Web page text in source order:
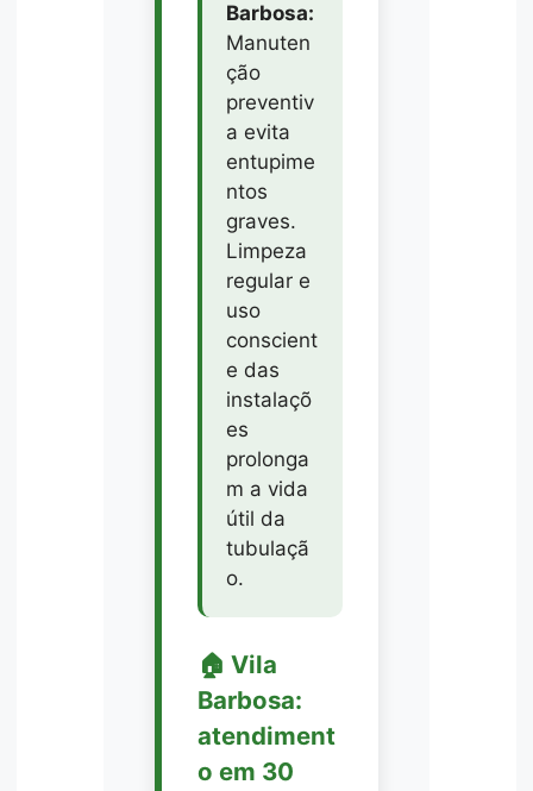
Barbosa:
Manuten
ção
preventiv
a evita
entupime
ntos
graves.
Limpeza
regular e
uso
conscient
e das
instalaçõ
es
prolonga
m a vida
útil da
tubulaçã
o.
🏠 Vila
Barbosa:
atendiment
o em 30